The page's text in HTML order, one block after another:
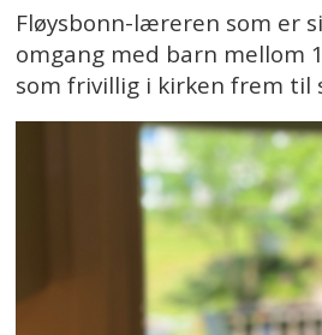
Fløysbonn-læreren som er
omgang med barn mellom
som frivillig i kirken frem til